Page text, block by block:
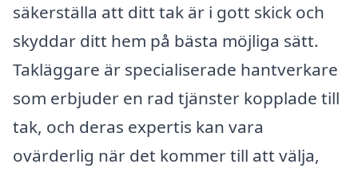
säkerställa att ditt tak är i gott skick och
skyddar ditt hem på bästa möjliga sätt.
Takläggare är specialiserade hantverkare
som erbjuder en rad tjänster kopplade till
tak, och deras expertis kan vara
ovärderlig när det kommer till att välja,